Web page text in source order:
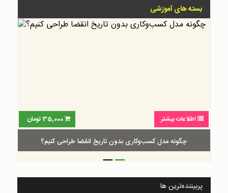
بسته های آموزشی
اطلاعات بیشتر 35,000 تومان
چگونه مدل کسب‌و‌کاری بدون تاریخ انقضا طراحی کنیم؟
__
پربیننده‌ترین ها